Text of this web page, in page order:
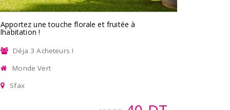
Apportez une touche florale et fruitée à
lhabitation !
Déja 3 Acheteurs !
Monde Vert
Sfax